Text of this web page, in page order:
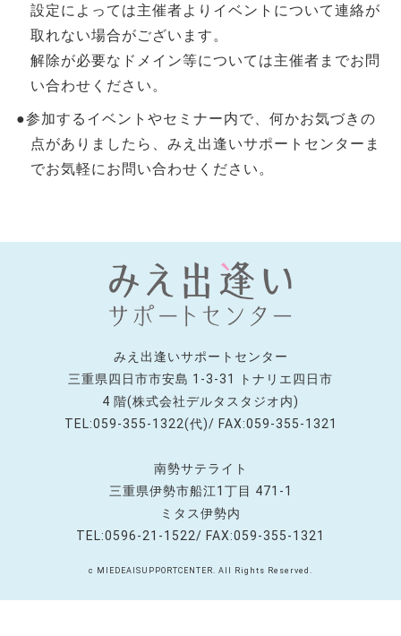
設定によっては主催者よりイベントについて連絡が
取れない場合がございます。
解除が必要なドメイン等については主催者までお問
い合わせください。
●参加するイベントやセミナー内で、何かお気づきの
点がありましたら、みえ出逢いサポートセンターま
でお気軽にお問い合わせください。
みえ出逢いサポートセンター
三重県四日市市安島 1-3-31 トナリエ四日市
4 階(株式会社デルタスタジオ内)
TEL:059-355-1322(代)/ FAX:059-355-1321
南勢サテライト
三重県伊勢市船江1丁目 471-1
ミタス伊勢内
TEL:0596-21-1522/ FAX:059-355-1321
c MIEDEAISUPPORTCENTER. All Rights Reserved.